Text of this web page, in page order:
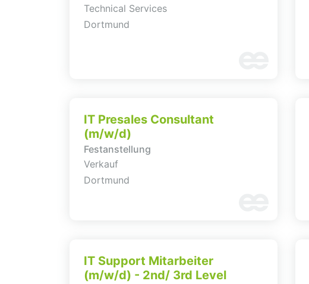
Technical Services
Dortmund
IT Presales Consultant
(m/w/d)
Festanstellung
Verkauf
Dortmund
IT Support Mitarbeiter
(m/w/d) - 2nd/ 3rd Level